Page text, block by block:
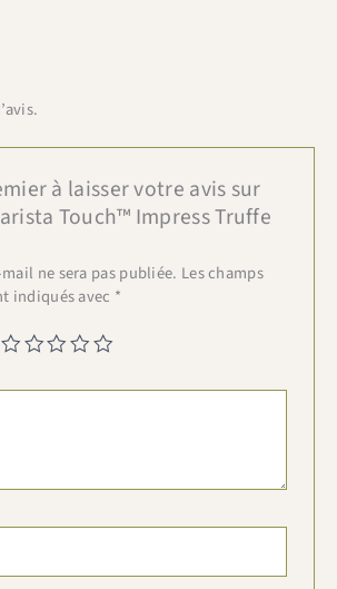
à laisser votre avis sur
Touch™ Impress Truffe
ne sera pas publiée. Les champs
indiqués avec *